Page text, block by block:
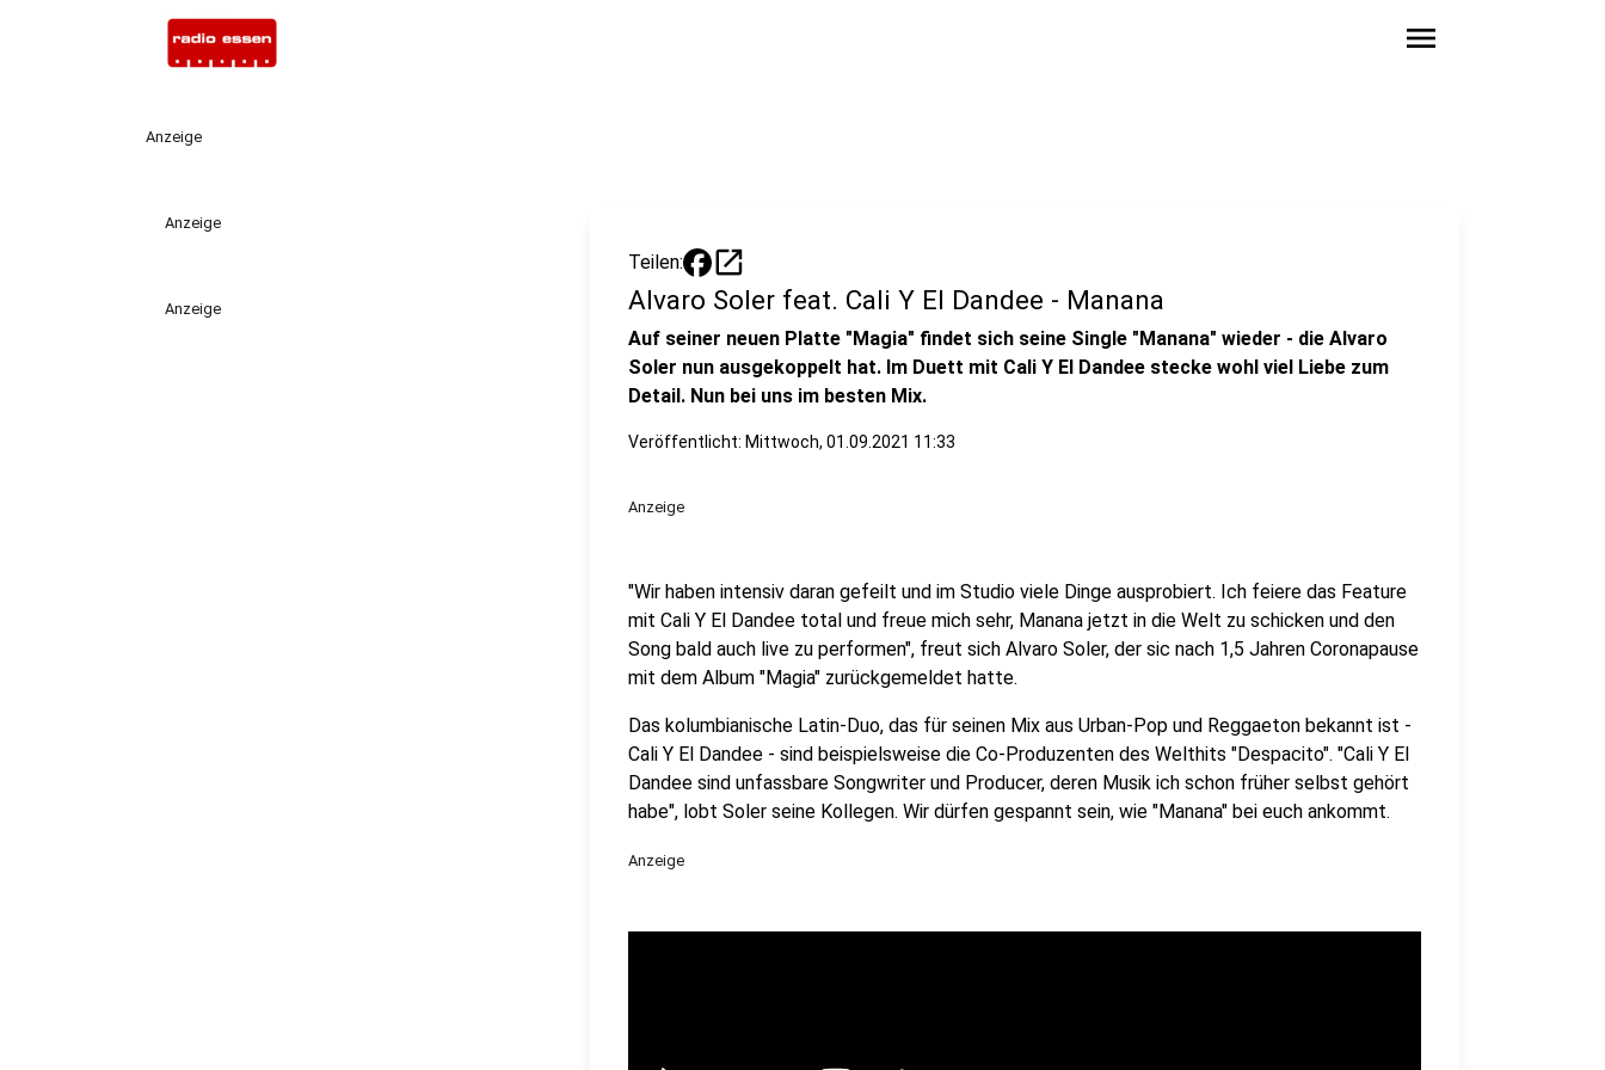
menu
Anzeige
Anzeige
Anzeige
Teilen: open_in_new
Alvaro Soler feat. Cali Y El Dandee - Manana
Auf seiner neuen Platte "Magia" findet sich seine Single "Manana" wieder - die Alvaro
Soler nun ausgekoppelt hat. Im Duett mit Cali Y El Dandee stecke wohl viel Liebe zum
Detail. Nun bei uns im besten Mix.
Veröffentlicht: Mittwoch, 01.09.2021 11:33
Anzeige
"Wir haben intensiv daran gefeilt und im Studio viele Dinge ausprobiert. Ich feiere das Feature
mit Cali Y El Dandee total und freue mich sehr, Manana jetzt in die Welt zu schicken und den
Song bald auch live zu performen", freut sich Alvaro Soler, der sic nach 1,5 Jahren Coronapause
mit dem Album "Magia" zurückgemeldet hatte.
Das kolumbianische Latin-Duo, das für seinen Mix aus Urban-Pop und Reggaeton bekannt ist -
Cali Y El Dandee - sind beispielsweise die Co-Produzenten des Welthits "Despacito". "Cali Y El
Dandee sind unfassbare Songwriter und Producer, deren Musik ich schon früher selbst gehört
habe", lobt Soler seine Kollegen. Wir dürfen gespannt sein, wie "Manana" bei euch ankommt.
Anzeige